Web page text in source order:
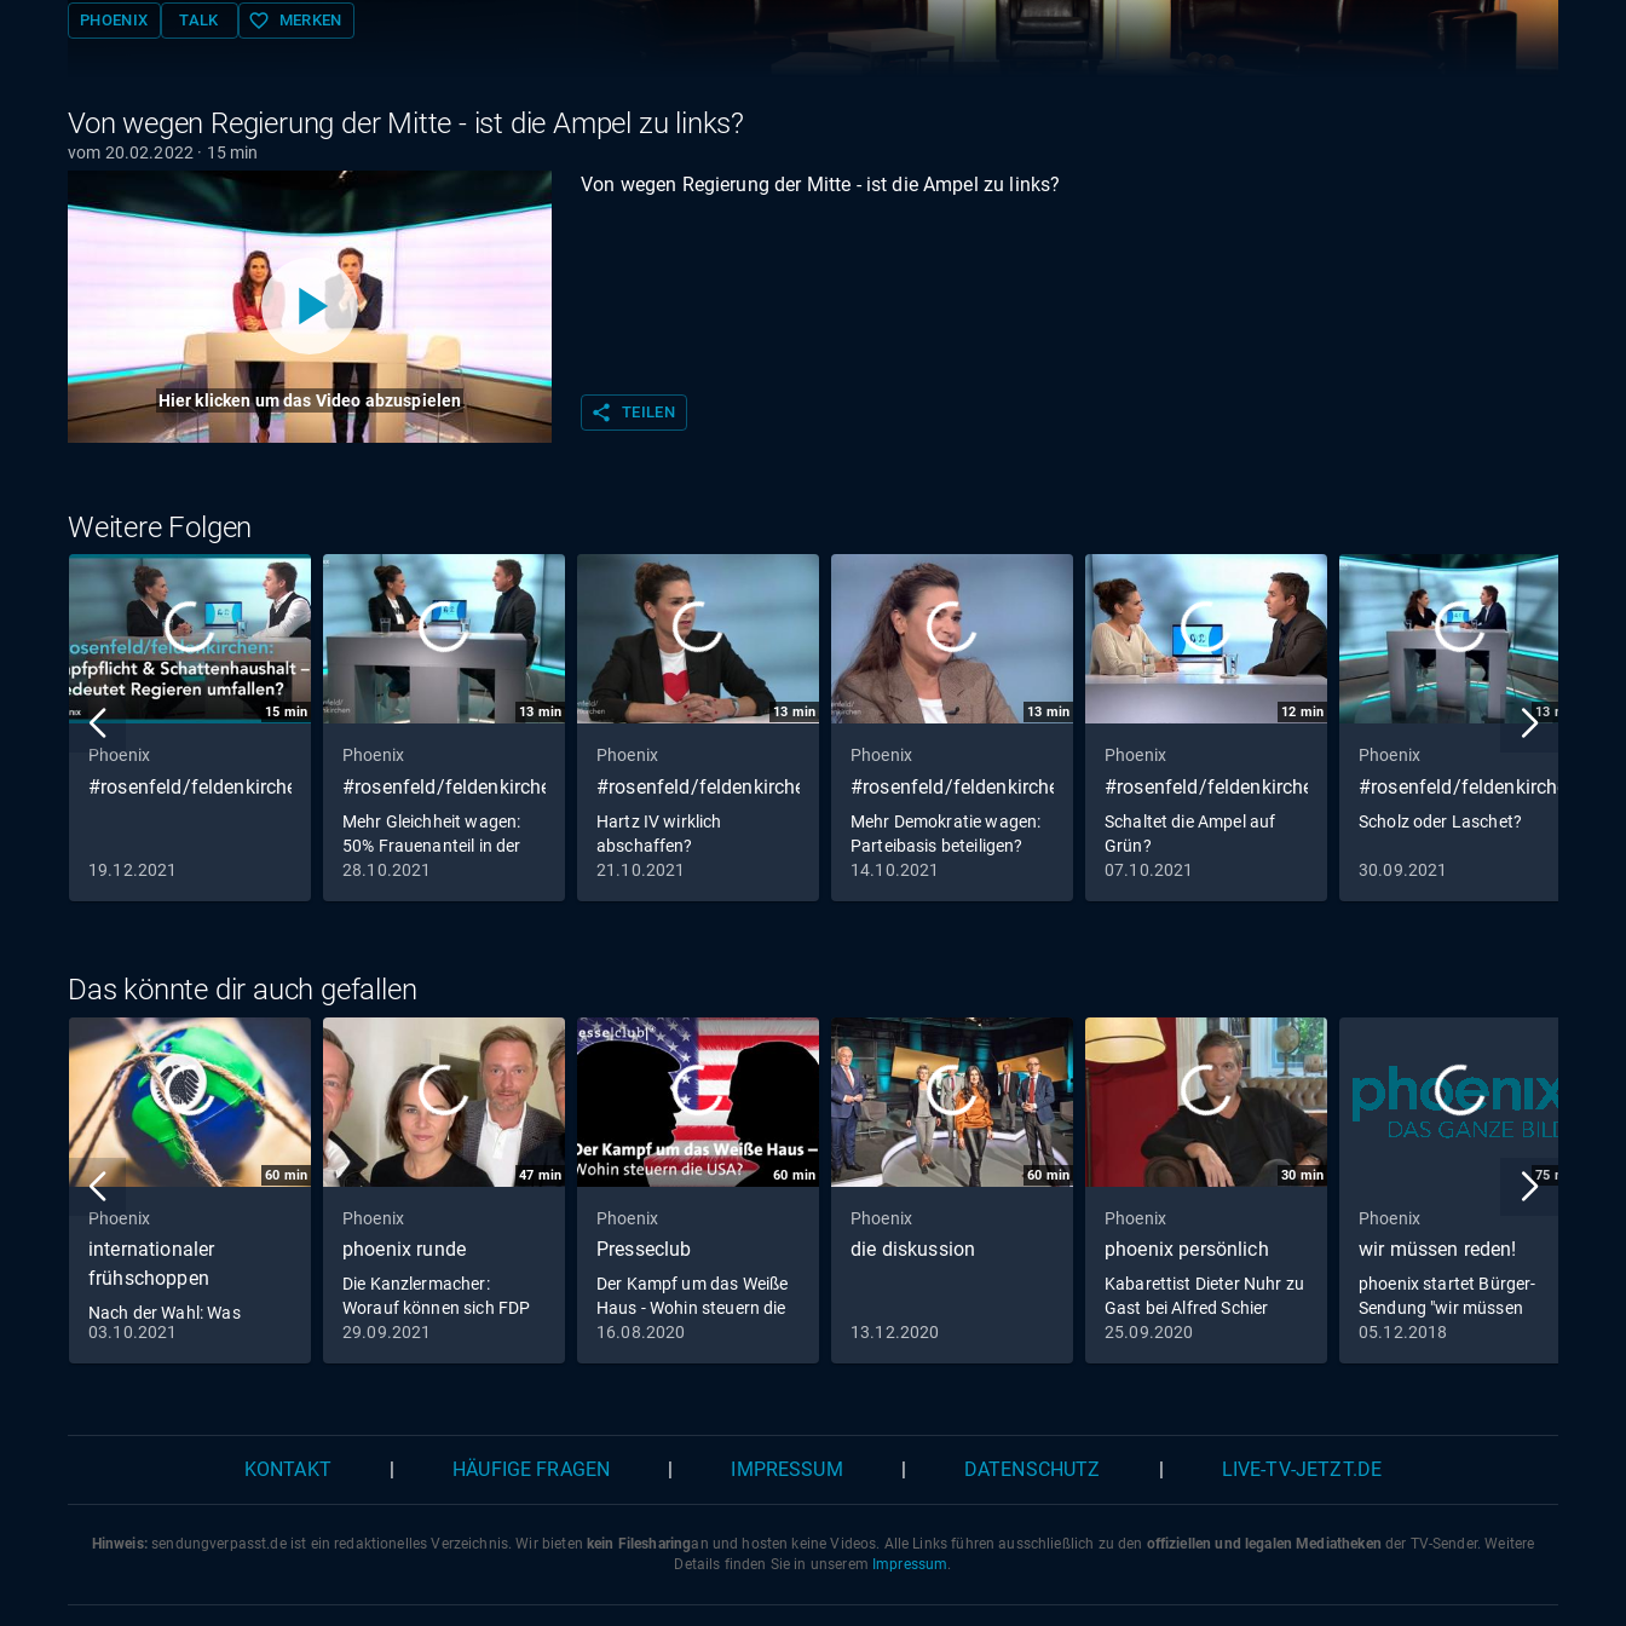
PHOENIX TALK favorite_border MERKEN
Von wegen Regierung der Mitte - ist die Ampel zu links?
vom 20.02.2022 · 15 min
Hier klicken um das Video abzuspielen
Von wegen Regierung der Mitte - ist die Ampel zu links?
share TEILEN
Weitere Folgen
15 min
Phoenix
#rosenfeld/feldenkirchen
19.12.2021
13 min
Phoenix
#rosenfeld/feldenkirchen
Mehr Gleichheit wagen:
50% Frauenanteil in der
Politik?
28.10.2021
13 min
Phoenix
#rosenfeld/feldenkirchen
Hartz IV wirklich
abschaffen?
21.10.2021
13 min
Phoenix
#rosenfeld/feldenkirchen
Mehr Demokratie wagen:
Parteibasis beteiligen?
14.10.2021
12 min
Phoenix
#rosenfeld/feldenkirchen
Schaltet die Ampel auf
Grün?
07.10.2021
13 min
Phoenix
#rosenfeld/feldenkirchen
Scholz oder Laschet?
30.09.2021
Das könnte dir auch gefallen
60 min
Phoenix
internationaler
frühschoppen
Nach der Wahl: Was
erwartet die Welt?
03.10.2021
47 min
Phoenix
phoenix runde
Die Kanzlermacher:
Worauf können sich FDP
und Grüne einigen?
29.09.2021
60 min
Phoenix
Presseclub
Der Kampf um das Weiße
Haus - Wohin steuern die
USA?
16.08.2020
60 min
Phoenix
die diskussion
13.12.2020
30 min
Phoenix
phoenix persönlich
Kabarettist Dieter Nuhr zu
Gast bei Alfred Schier
25.09.2020
75 min
Phoenix
wir müssen reden!
phoenix startet Bürger-
Sendung "wir müssen
reden!"
05.12.2018
KONTAKT HÄUFIGE FRAGEN IMPRESSUM DATENSCHUTZ LIVE-TV-JETZT.DE
Hinweis:sendungverpasst.deist ein redaktionelles Verzeichnis. Wir bieten kein Filesharingan und hosten keine Videos. Alle Links führen ausschließlich zu den offiziellen und legalen Mediatheken der TV-Sender. Weitere
Details finden Sie in unserem Impressum.